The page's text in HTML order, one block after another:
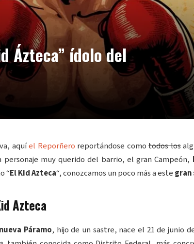
Ázteca” ídolo del
aquíel Reporñero reportándose comotodos los
muy querido del barrio, el gran Campeón,
“El Kid Azteca“, conozcamos un poco más a este gran
Azteca
Páramo, hijo de un sastre, nace el 21 de junio